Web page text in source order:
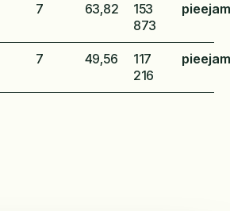
7 63,82
153
873
7 49,56
117
216